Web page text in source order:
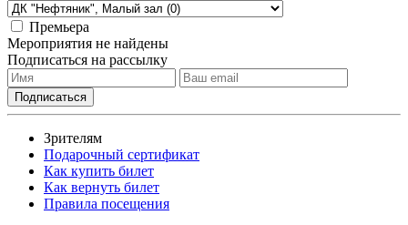
Премьера
Мероприятия не найдены
Подписаться на рассылку
Зрителям
Подарочный сертификат
Как купить билет
Как вернуть билет
Правила посещения